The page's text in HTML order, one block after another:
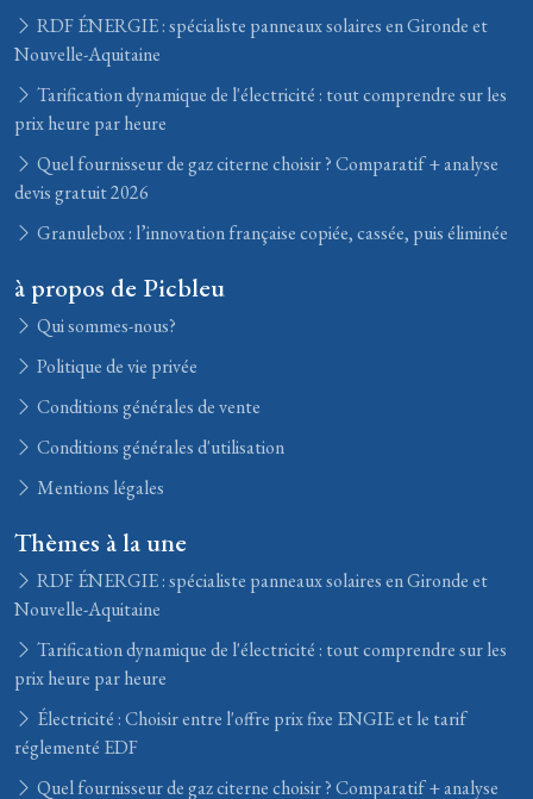
RDF ÉNERGIE : spécialiste panneaux solaires en Gironde et
Nouvelle-Aquitaine
Tarification dynamique de l'électricité : tout comprendre sur les
prix heure par heure
Quel fournisseur de gaz citerne choisir ? Comparatif + analyse
devis gratuit 2026
Granulebox : l’innovation française copiée, cassée, puis éliminée
à propos de Picbleu
Qui sommes-nous?
Politique de vie privée
Conditions générales de vente
Conditions générales d'utilisation
Mentions légales
Thèmes à la une
RDF ÉNERGIE : spécialiste panneaux solaires en Gironde et
Nouvelle-Aquitaine
Tarification dynamique de l'électricité : tout comprendre sur les
prix heure par heure
Électricité : Choisir entre l'offre prix fixe ENGIE et le tarif
réglementé EDF
Quel fournisseur de gaz citerne choisir ? Comparatif + analyse